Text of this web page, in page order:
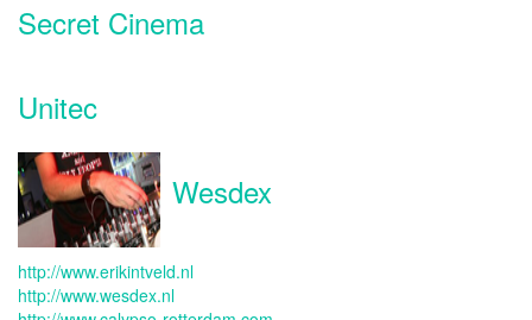
Secret Cinema
Unitec
Wesdex
http://www.erikintveld.nl
http://www.wesdex.nl